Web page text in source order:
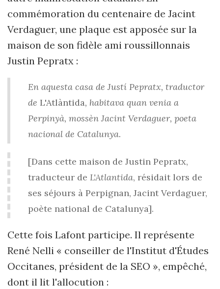
commémoration du centenaire de Jacint
Verdaguer, une plaque est apposée sur la
maison de son fidèle ami roussillonnais
Justin Pepratx :
En aquesta casa de Justí Pepratx, traductor
de L'Atlàntida, habitava quan venia a
Perpinyà, mossèn Jacint Verdaguer, poeta
nacional de Catalunya.
[Dans cette maison de Justin Pepratx,
traducteur de L'Atlantida, résidait lors de
ses séjours à Perpignan, Jacint Verdaguer,
poète national de Catalunya].
Cette fois Lafont participe. Il représente
René Nelli « conseiller de l'Institut d'Études
Occitanes, président de la SEO », empêché,
dont il lit l'allocution :